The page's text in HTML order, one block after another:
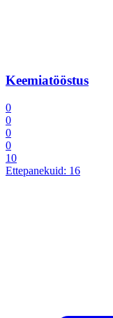
Keemiatööstus
0
0
0
0
10
Ettepanekuid: 16